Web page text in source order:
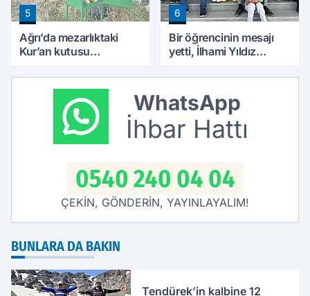
5
Ağrı’da mezarlıktaki
Kur’an kutusu
ilgi görüyor
6
Bir öğrencinin mesajı
yetti, İlhami Yıldız
WhatsApp
İhbar Hattı
0540 240 04 04
ÇEKİN, GÖNDERİN, YAYINLAYALIM!
BUNLARA DA BAKIN
Tendürek’in kalbine 12